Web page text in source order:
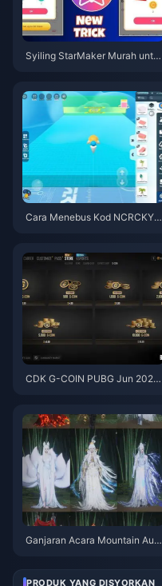
Syiling StarMaker Murah untuk
Cara Menebus Kod NCRCKYT
CDK G-COIN PUBG Jun 2026:
Ganjaran Acara Mountain Autu
& Keutamaan
PRODUK YANG DISYORKAN